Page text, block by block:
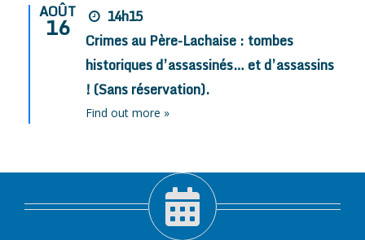
AOÛT
16
14h15
Crimes au Père-Lachaise : tombes
historiques d’assassinés… et d’assassins
! (Sans réservation).
Find out more »